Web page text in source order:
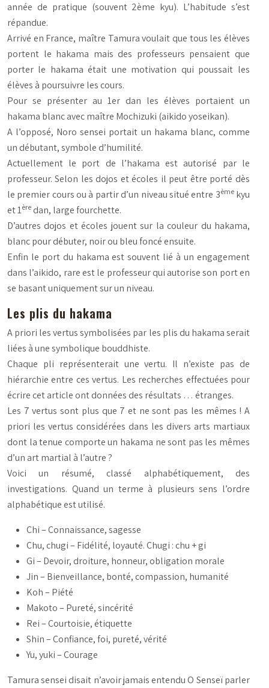
année de pratique (souvent 2ème kyu). L’habitude s’est
répandue.
Arrivé en France, maître Tamura voulait que tous les élèves
portent le hakama mais des professeurs pensaient que
porter le hakama était une motivation qui poussait les
élèves à poursuivre les cours.
Pour se présenter au 1er dan les élèves portaient un
hakama blanc avec maître Mochizuki (aikido yoseikan).
A l’opposé, Noro sensei portait un hakama blanc, comme
un débutant, symbole d’humilité.
Actuellement le port de l’hakama est autorisé par le
professeur. Selon les dojos et écoles il peut être porté dès
le premier cours ou à partir d’un niveau situé entre 3èmekyu
et 1ère dan, large fourchette.
D’autres dojos et écoles jouent sur la couleur du hakama,
blanc pour débuter, noir ou bleu foncé ensuite.
Enfin le port du hakama est souvent lié à un engagement
dans l’aikido, rare est le professeur qui autorise son port en
se basant uniquement sur un niveau.
Les plis du hakama
A priori les vertus symbolisées par les plis du hakama serait
liées à une symbolique bouddhiste.
Chaque pli représenterait une vertu. Il n’existe pas de
hiérarchie entre ces vertus. Les recherches effectuées pour
écrire cet article ont données des résultats … étranges.
Les 7 vertus sont plus que 7 et ne sont pas les mêmes ! A
priori les vertus considérées dans les divers arts martiaux
dont la tenue comporte un hakama ne sont pas les mêmes
d’un art martial à l’autre ?
Voici un résumé, classé alphabétiquement, des
investigations. Quand un terme à plusieurs sens l’ordre
alphabétique est utilisé.
Chi – Connaissance, sagesse
Chu, chugi – Fidélité, loyauté. Chugi : chu + gi
Gi – Devoir, droiture, honneur, obligation morale
Jin – Bienveillance, bonté, compassion, humanité
Koh – Piété
Makoto – Pureté, sincérité
Rei – Courtoisie, étiquette
Shin – Confiance, foi, pureté, vérité
Yu, yuki – Courage
Tamura sensei disait n’avoir jamais entendu O Senseï parler